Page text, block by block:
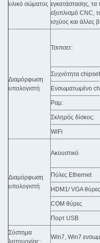
υλικό σώματος εγκατάστασης, τα
εξοπλισμό CNC,
ισχύος και άλλες
Διαμόρφωση
υπολογιστή
Τσιπσετ:
Συχνότητα
Ενσωματωμένο
Ραμ:
Σκληρός δίσκος:
WiFi
Διαμόρφωση
υπολογιστή
Ακουστικό
Πύλες Ethernet
HDM1/ VGA θύρες
COM θύρες
Πορτ USB
Σύστημα
λειτουργίας:
Win7, Win7